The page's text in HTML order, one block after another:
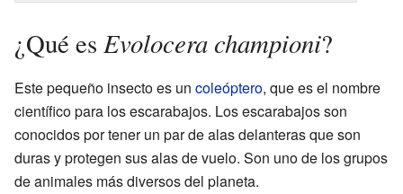
¿Qué es Evolocera championi?
Este pequeño insecto es un coleóptero, que es el nombre
científico para los escarabajos. Los escarabajos son
conocidos por tener un par de alas delanteras que son
duras y protegen sus alas de vuelo. Son uno de los grupos
de animales más diversos del planeta.